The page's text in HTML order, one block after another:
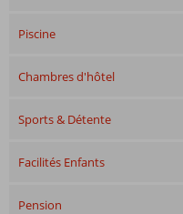
Piscine
Chambres d'hôtel
Sports & Détente
Facilités Enfants
Pension